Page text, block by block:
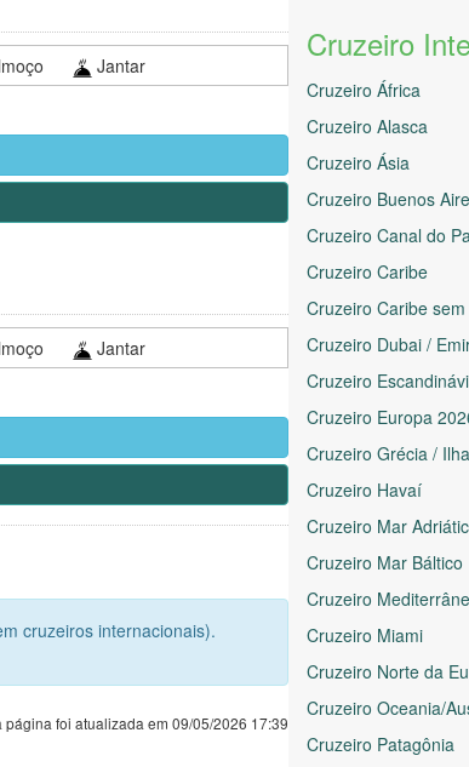
Jantar
Jantar
cruzeiros internacionais).
página foi atualizada em 09/05/2026 17:39
Cruzeiro
Cruzeiro África
Cruzeiro Alasca
Cruzeiro Ásia
Cruzeiro Buenos
Cruzeiro Canal do
Cruzeiro Caribe
Cruzeiro Caribe sem
Cruzeiro Dubai /
Cruzeiro
Cruzeiro Europa
Cruzeiro Grécia /
Cruzeiro Havaí
Cruzeiro Mar
Cruzeiro Mar Báltico
Cruzeiro
Cruzeiro Miami
Cruzeiro Norte da
Cruzeiro Oceania/
Cruzeiro Patagônia